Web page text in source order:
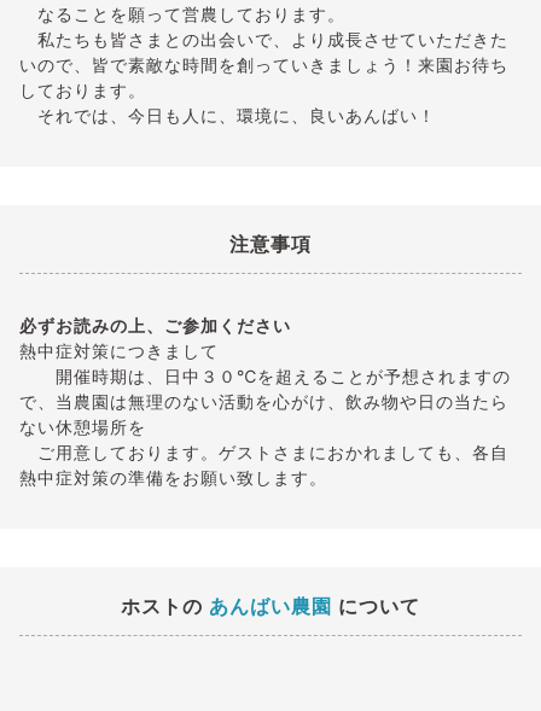
なることを願って営農しております。
私たちも皆さまとの出会いで、より成長させていただきた
いので、皆で素敵な時間を創っていきましょう！来園お待ち
しております。
それでは、今日も人に、環境に、良いあんばい！
注意事項
必ずお読みの上、ご参加ください
熱中症対策につきまして
開催時期は、日中３０℃を超えることが予想されますの
で、当農園は無理のない活動を心がけ、飲み物や日の当たら
ない休憩場所を
ご用意しております。ゲストさまにおかれましても、各自
熱中症対策の準備をお願い致します。
ホストの あんばい農園 について